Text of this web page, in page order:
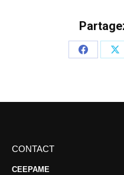
Partager
CONTACT
CEEPAME